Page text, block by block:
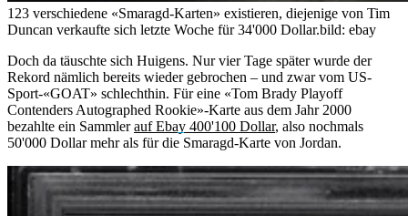
123 verschiedene «Smaragd-Karten» existieren, diejenige von Tim
Duncan verkaufte sich letzte Woche für 34'000 Dollar.bild: ebay
Doch da täuschte sich Huigens. Nur vier Tage später wurde der
Rekord nämlich bereits wieder gebrochen – und zwar vom US-
Sport-«GOAT» schlechthin. Für eine «Tom Brady Playoff
Contenders Autographed Rookie»-Karte aus dem Jahr 2000
bezahlte ein Sammlerauf Ebay 400'100 Dollar, also nochmals
50'000 Dollar mehr als für die Smaragd-Karte von Jordan.